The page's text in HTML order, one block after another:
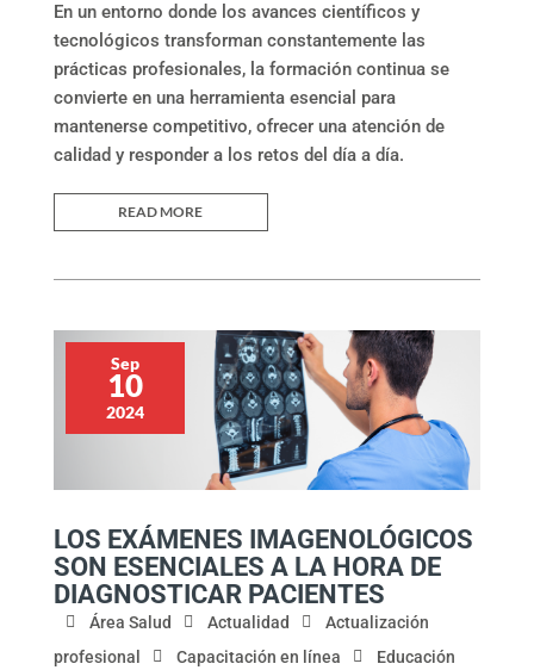
En un entorno donde los avances científicos y
tecnológicos transforman constantemente las
prácticas profesionales, la formación continua se
convierte en una herramienta esencial para
mantenerse competitivo, ofrecer una atención de
calidad y responder a los retos del día a día.
READ MORE
LOS EXÁMENES IMAGENOLÓGICOS
SON ESENCIALES A LA HORA DE
DIAGNOSTICAR PACIENTES
Área Salud Actualidad
Actualización
profesional
Capacitación en línea
Educación
Sep
10
2024